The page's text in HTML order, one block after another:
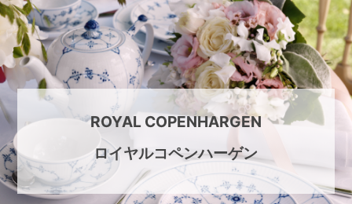
ROYAL COPENHARGEN
ロイヤルコペンハーゲン